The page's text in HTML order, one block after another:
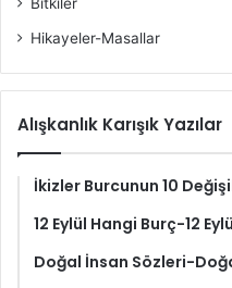
Hikayeler-Masallar
Alışkanlık Karışık Yazılar
İkizler Burcunun 10
12 Eylül Hangi Burç-12
Doğal İnsan Sözleri-